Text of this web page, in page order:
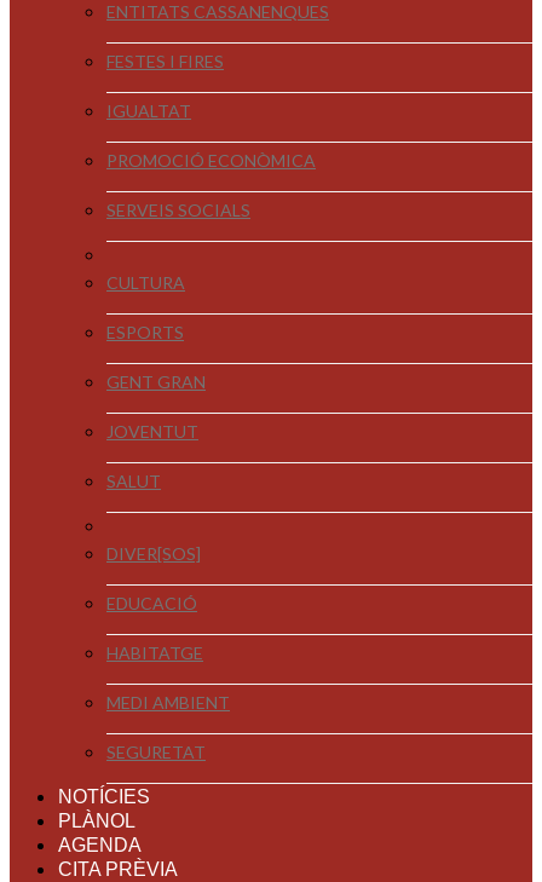
ENTITATS CASSANENQUES
FESTES I FIRES
IGUALTAT
PROMOCIÓ ECONÒMICA
SERVEIS SOCIALS
CULTURA
ESPORTS
GENT GRAN
JOVENTUT
SALUT
DIVER[SOS]
EDUCACIÓ
HABITATGE
MEDI AMBIENT
SEGURETAT
NOTÍCIES
PLÀNOL
AGENDA
CITA PRÈVIA